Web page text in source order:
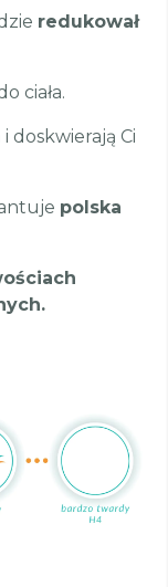
redukował
ciała.
i doskwierają Ci
polska